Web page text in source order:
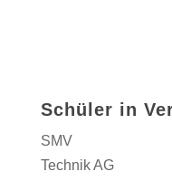
Schüler in
SMV
Technik AG